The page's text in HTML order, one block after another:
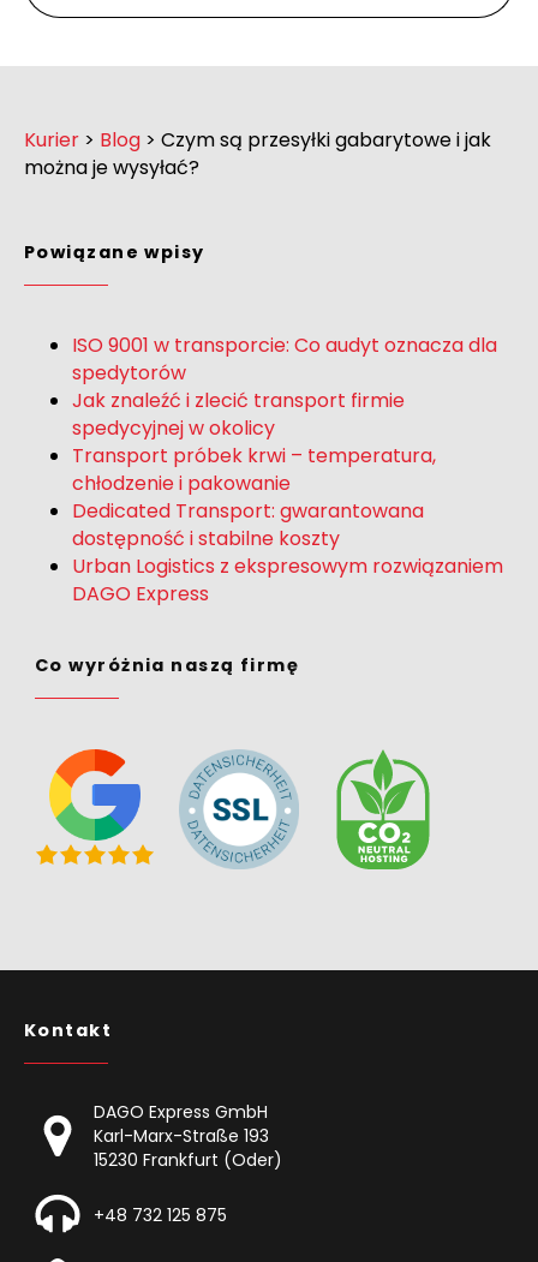
Kurier > Blog > Czym są przesyłki gabarytowe i jak
można je wysyłać?
Powiązane wpisy
ISO 9001 w transporcie: Co audyt oznacza dla
spedytorów
Jak znaleźć i zlecić transport firmie
spedycyjnej w okolicy
Transport próbek krwi – temperatura,
chłodzenie i pakowanie
Dedicated Transport: gwarantowana
dostępność i stabilne koszty
Urban Logistics z ekspresowym rozwiązaniem
DAGO Express
Co wyróżnia naszą firmę
Kontakt
DAGO Express GmbH
Karl-Marx-Straße 193
15230 Frankfurt (Oder)
+48 732 125 875